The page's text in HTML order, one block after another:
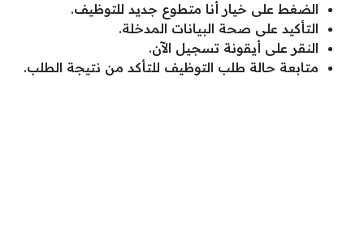
الضغط على خيار أنا متطوع جديد للتوظيف.
التأكيد على صحة البيانات المدخلة.
النقر على أيقونة تسجيل الآن.
متابعة حالة طلب التوظيف للتأكد من نتيجة الطلب.